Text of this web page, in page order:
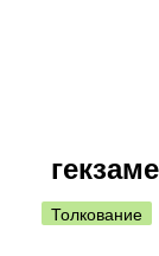
Толкование